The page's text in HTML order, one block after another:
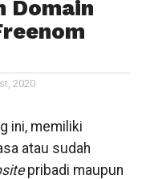
Domain
2020
ini, memiliki
atau sudah
pribadi maupun